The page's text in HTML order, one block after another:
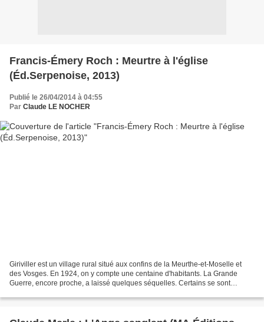
Francis-Émery Roch : Meurtre à l'église
(Éd.Serpenoise, 2013)
Publié le 26/04/2014 à 04:55
Par Claude LE NOCHER
Giriviller est un village rural situé aux confins de la Meurthe-et-Moselle et
des Vosges. En 1924, on y compte une centaine d'habitants. La Grande
Guerre, encore proche, a laissé quelques séquelles. Certains se sont